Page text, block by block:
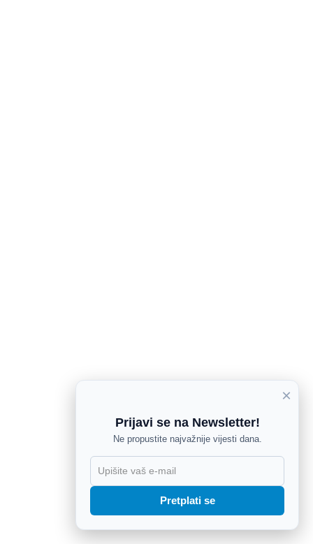
×
Prijavi se na Newsletter!
Ne propustite najvažnije vijesti dana.
Pretplati se